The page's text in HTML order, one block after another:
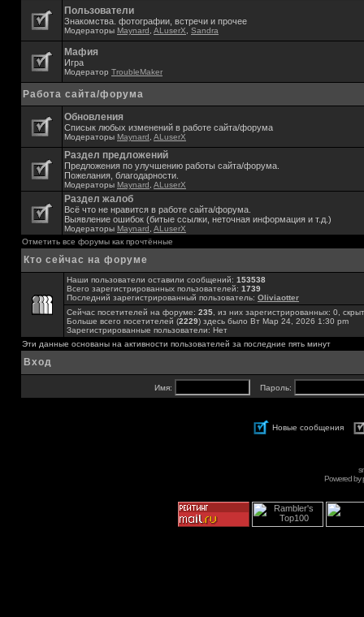
Пользователи
Знакомства. фотографии, встречи и прочее
Модераторы Maynard ALuserX Sandra
Мафия
Игра
Модератор TroubleMaker
Работа сайта/форума
Обновления
Списык любых изменений в работе сайта/форума
Модераторы Maynard ALuserX
Раздел предложений
Предложения по улучшению работы сайта/форума.
Пожелания, благодарности.
Модераторы Maynard ALuserX
Раздел жалоб
Всё что не нравится в работе сайта/форума.
Выявление ошибок (битые ссылки, неточная информация и т.д.)
Модераторы Maynard ALuserX
Отметить все форумы как прочтённые
Кто сейчас на форуме
Наши пользователи оставили сообщений: 153538
Всего зарегистрированных пользователей: 1739
Последний зарегистрированный пользователь: Oliviaotter
Сейчас посетителей на форуме: 235 , из них зарегистрированных: 0,
Больше всего посетителей (2229) здесь было Вт Мар 24, 2026 1:30 pm
Зарегистрированные пользователи: Нет
Эти данные основаны на активности пользователей за последние пять минут
Вход
Имя: Пароль:
Новые сообщения
Powered by